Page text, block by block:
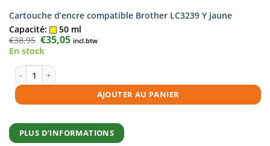
Cartouche d’encre compatible Brother LC3239 Y jaune
Capacité:
50 ml
€38,95 Le
prix
initial
€38,95.
€35,05Le
prix
incl.btw
En stock
quantité de Cartouche d'encre compatible Brother LC3239 Y jaune
AJOUTER AU PANIER
PLUS D’INFORMATIONS